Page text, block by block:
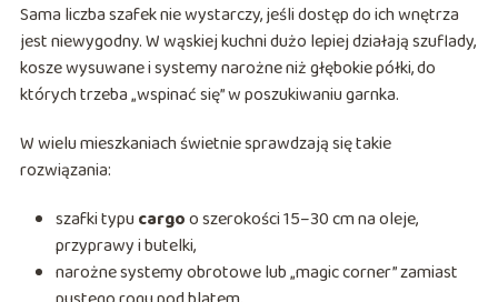
Sama liczba szafek nie wystarczy, jeśli dostęp do ich wnętrza
jest niewygodny. W wąskiej kuchni dużo lepiej działają szuflady,
kosze wysuwane i systemy narożne niż głębokie półki, do
których trzeba „wspinać się” w poszukiwaniu garnka.
W wielu mieszkaniach świetnie sprawdzają się takie
rozwiązania:
szafki typucargoo szerokości 15–30 cm na oleje,
przyprawy i butelki,
narożne systemy obrotowe lub „magic corner” zamiast